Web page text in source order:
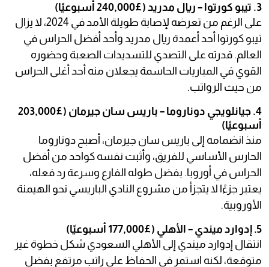
3. تيبو كورتوا – ريال مدريد (£240,000 أسبوعيًا)
على الرغم من تعرضه لإصابة طويلة الأمد في 2024، لا يزال
تيبو كورتوا أحد أعمدة ريال مدريد وأحد أفضل الحراس في
العالم. قدرته على التصدي للتسديدات الصعبة وحضوره
القوي في المباريات الحاسمة يجعلان منه أحد أغلى الحراس
من حيث الرواتب.
4. جيانلويجي دوناروما – باريس سان جيرمان (£203,000
أسبوعيًا)
منذ انضمامه إلى باريس سان جيرمان، أصبح دوناروما
الحارس الأساسي للفريق، وأثبت نفسه كواحد من أفضل
الحراس في أوروبا. بفضل طوله الفارع وسرعة رد فعله،
يعتبر جزءًا لا يتجزأ من مشروع النادي الباريسي نحو الهيمنة
الأوروبية.
5. إدوارد ميندي – الأهلي (£177,000 أسبوعيًا)
انتقال إدوارد ميندي إلى الأهلي السعودي شكل خطوة غير
متوقعة، لكنه استمر في الحفاظ على راتب مرتفع بفضل